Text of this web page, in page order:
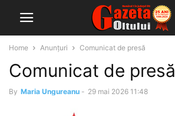
Home Anunțuri Comunicat de presă
Comunicat de presă
By Maria Ungureanu - 29 mai 2026 11:48